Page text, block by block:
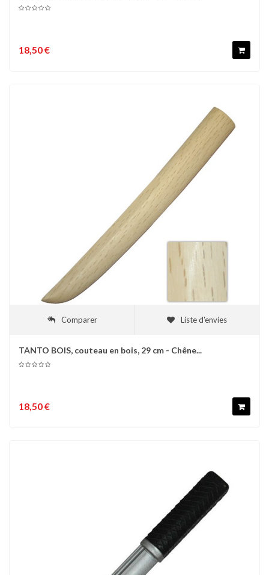
18,50 €
Comparer Liste d'envies
TANTO BOIS, couteau en bois, 29 cm - Chêne...
18,50 €